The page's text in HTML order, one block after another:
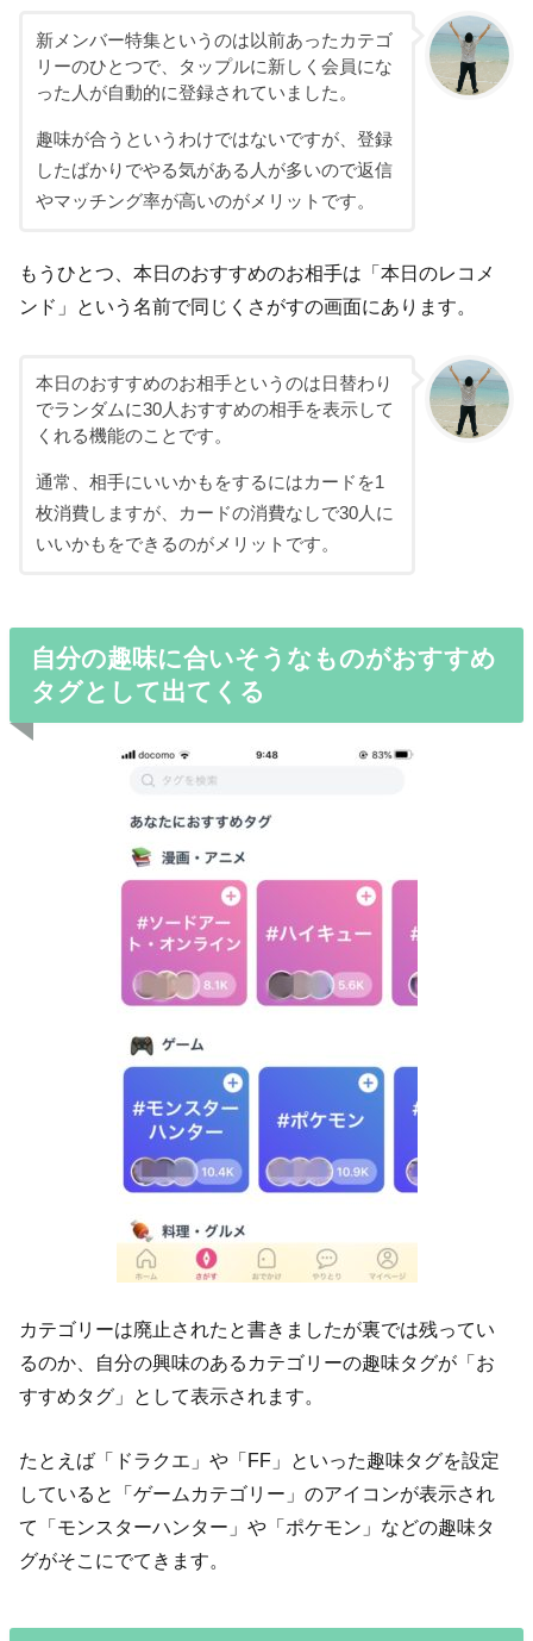
新メンバー特集というのは以前あったカテゴ
リーのひとつで、タップルに新しく会員にな
った人が自動的に登録されていました。
趣味が合うというわけではないですが、登録
したばかりでやる気がある人が多いので返信
やマッチング率が高いのがメリットです。
もうひとつ、本日のおすすめのお相手は「本日のレコメ
ンド」という名前で同じくさがすの画面にあります。
本日のおすすめのお相手というのは日替わり
でランダムに30人おすすめの相手を表示して
くれる機能のことです。
通常、相手にいいかもをするにはカードを1
枚消費しますが、カードの消費なしで30人に
いいかもをできるのがメリットです。
自分の趣味に合いそうなものがおすすめ
タグとして出てくる
カテゴリーは廃止されたと書きましたが裏では残ってい
るのか、自分の興味のあるカテゴリーの趣味タグが「お
すすめタグ」として表示されます。
たとえば「ドラクエ」や「FF」といった趣味タグを設定
していると「ゲームカテゴリー」のアイコンが表示され
て「モンスターハンター」や「ポケモン」などの趣味タ
グがそこにでてきます。